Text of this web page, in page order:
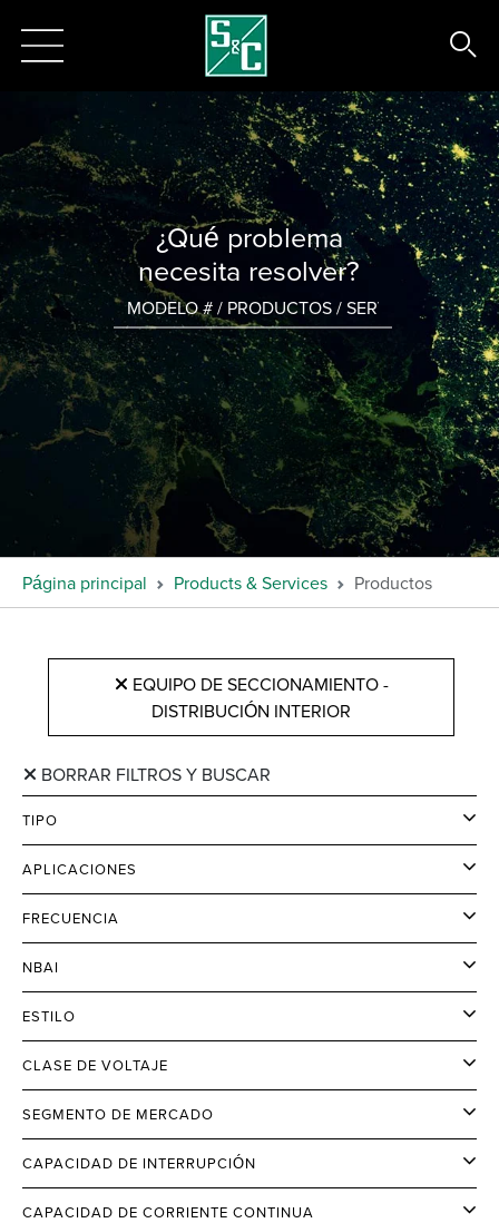
¿Qué problema
necesita resolver?
Página principal Products & Services Productos
EQUIPO DE SECCIONAMIENTO -
DISTRIBUCIÓN INTERIOR
BORRAR FILTROS Y BUSCAR
TIPO
APLICACIONES
FRECUENCIA
NBAI
ESTILO
CLASE DE VOLTAJE
SEGMENTO DE MERCADO
CAPACIDAD DE INTERRUPCIÓN
CAPACIDAD DE CORRIENTE CONTINUA